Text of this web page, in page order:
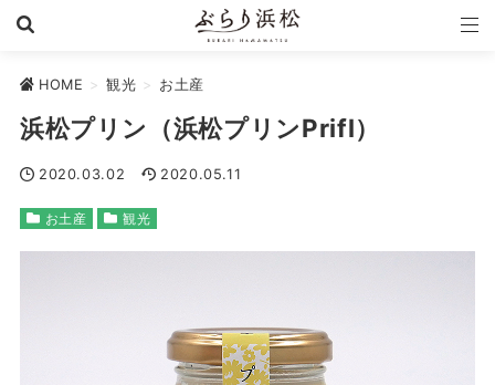
HOME > 観光 > お土産
浜松プリン（浜松プリンPrifl）
2020.03.02 2020.05.11
お土産 観光